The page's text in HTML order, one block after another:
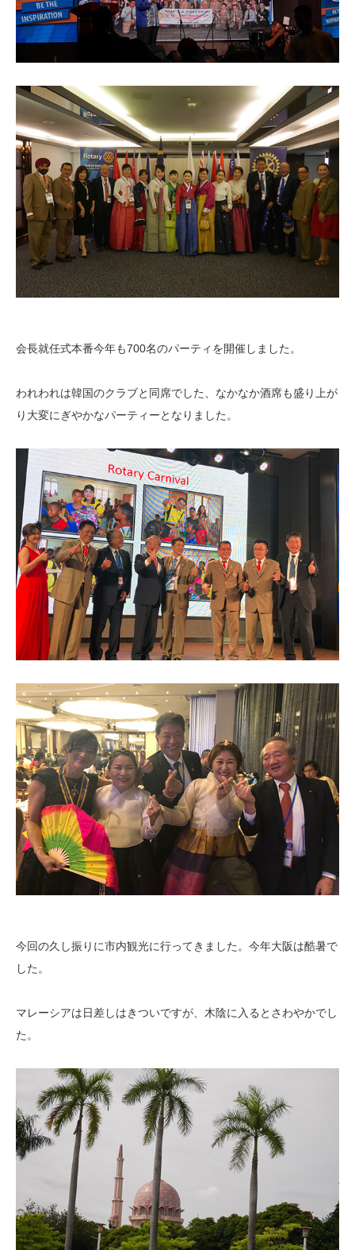
会長就任式本番今年も700名のパーティを開催しました。
われわれは韓国のクラブと同席でした、なかなか酒席も盛り上が
り大変にぎやかなパーティーとなりました。
今回の久し振りに市内観光に行ってきました。今年大阪は酷暑で
した。
マレーシアは日差しはきついですが、木陰に入るとさわやかでし
た。